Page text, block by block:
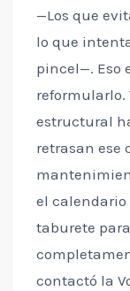
—Los que
lo que
pincel—. Eso
estructural
retrasan ese
el
taburete
contactó la